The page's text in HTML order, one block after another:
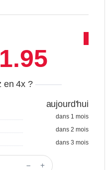
en 4x ?
aujourd'hui
dans 1 mois
dans 2 mois
dans 3 mois